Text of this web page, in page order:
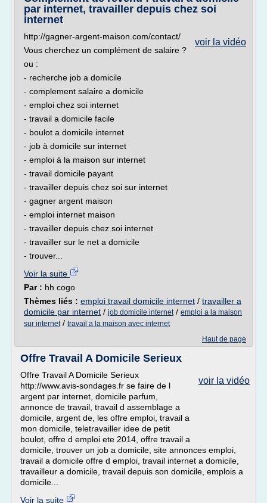
par internet, travailler depuis chez soi
internet
voir la vidéo
http://gagner-argent-maison.com/contact/
Vous cherchez un complément de salaire ?
ou :
- recherche job a domicile
- complement salaire a domicile
- emploi chez soi internet
- travail a domicile facile
- boulot a domicile internet
- job à domicile sur internet
- emploi à la maison sur internet
- travail domicile payant
- travailler depuis chez soi sur internet
- gagner argent maison
- emploi internet maison
- travailler depuis chez soi internet
- travailler sur le net a domicile
- trouver...
Voir la suite
Par : hh cogo
Thèmes liés : emploi travail domicile internet / travailler a
domicile par internet / job domicile internet/ emploi a la maison
sur internet/ travail a la maison avec internet
Haut de page
Offre Travail A Domicile Serieux
voir la vidéo
Offre Travail A Domicile Serieux
http://www.avis-sondages.fr se faire de l
argent par internet, domicile parfum,
annonce de travail, travail d assemblage a
domicile, argent de, les offre emploi, travail a
mon domicile, teletravailler idee de petit
boulot, offre d emploi ete 2014, offre travail a
domicile, trouver un job a domicile, site annonces emploi,
travail a domicile offre d emploi, travail internet a domicile,
travailleur a domicile, travail depuis son domicile, emplois a
domicile...
Voir la suite